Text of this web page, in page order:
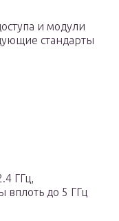
и модули
стандарты
ГГц,
вплоть до 5 ГГц